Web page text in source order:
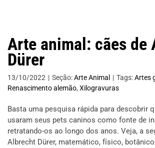
Arte animal: cães de
Dürer
13/10/2022 | Seção:Arte Animal | Tags:Artes
Renascimento alemão, Xilogravuras
Basta uma pesquisa rápida para descobrir
usaram seus pets caninos como fonte de
retratando-os ao longo dos anos. Veja, a
Albrecht Dürer, matemático, físico,